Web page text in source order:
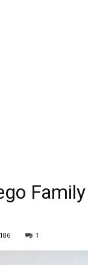
Family
186 1